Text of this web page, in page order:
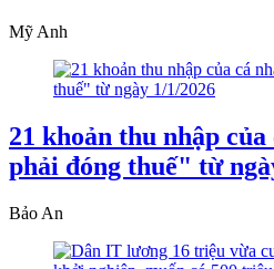
Mỹ Anh
21 khoản thu nhập
phải đóng thuế" từ
Bảo An